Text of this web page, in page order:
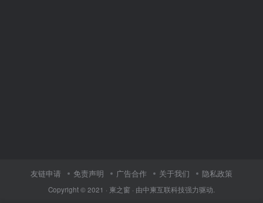
友链申请 免责声明 广告合作 关于我们 隐私政策
Copyright © 2021 · 柬之窗 · 由中柬互联科技强力驱动.